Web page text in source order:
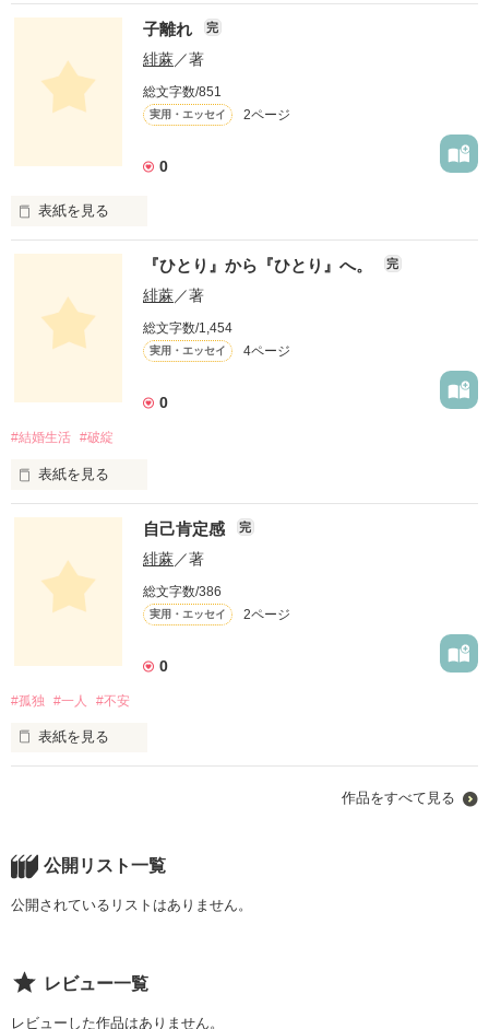
子離れ 完
緋蔴／著
総文字数/851
実用・エッセイ 2ページ
0
表紙を見る
大事な事だけど
寂しい
『ひとり』から『ひとり』へ。 完
緋蔴／著
総文字数/1,454
実用・エッセイ 4ページ
0
#結婚生活 #破綻
表紙を見る
誰かといても
「ひとりだなぁ」
自己肯定感 完
緋蔴／著
総文字数/386
実用・エッセイ 2ページ
0
#孤独 #一人 #不安
表紙を見る
今時の離婚していたり、ずっとシングルだった。
でもきっと、誰かといれたら
作品をすべて見る
公開リスト一覧
公開されているリストはありません。
レビュー一覧
レビューした作品はありません。